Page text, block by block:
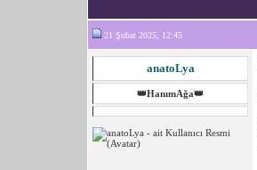
21 Şubat 2025, 12:45
anatoLya
👑HanımAğa👑